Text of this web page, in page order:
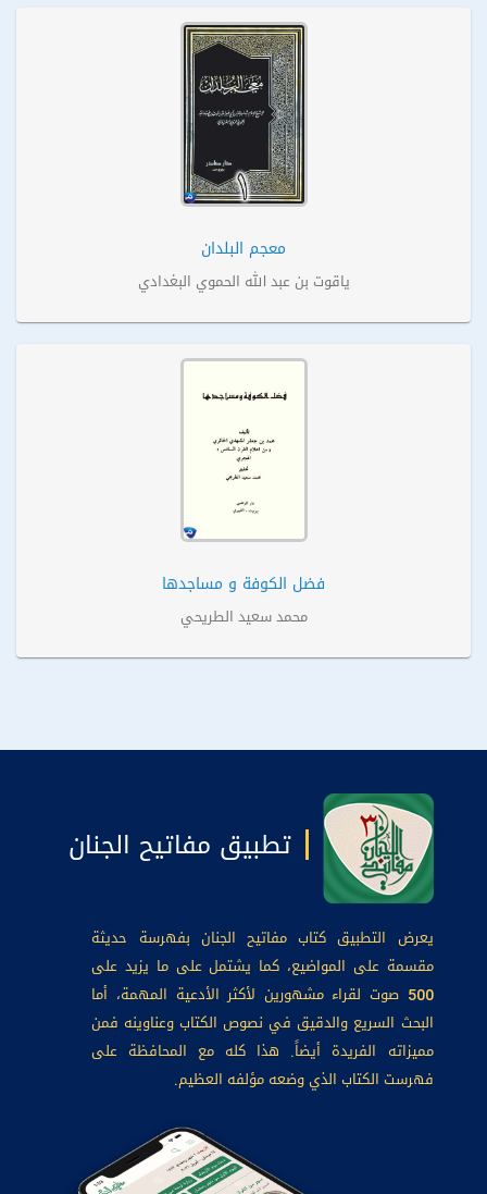
معجم البلدان
ياقوت بن عبد الله الحموي البغدادي
فضل الكوفة و مساجدها
محمد سعيد الطريحي
تطبيق مفاتيح الجنان
يعرض التطبيق كتاب مفاتيح الجنان بفهرسة حديثة
مقسمة على المواضيع، كما يشتمل على ما يزيد على
500 صوت لقراء مشهورين لأكثر الأدعية المهمة، أما
البحث السريع والدقيق في نصوص الكتاب وعناوينه فمن
مميزاته الفريدة أيضاً. هذا كله مع المحافظة على
فهرست الكتاب الذي وضعه مؤلفه العظيم.